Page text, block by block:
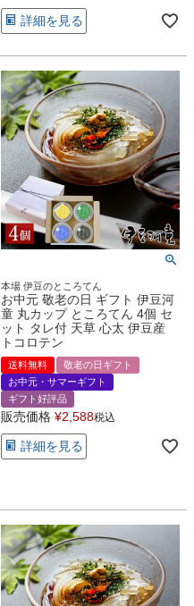
詳細を見る
本場 伊豆のところてん
お中元 敬老の日 ギフト 伊豆河
童 丸カップ ところてん 4個 セ
ット タレ付 天草 心太 伊豆産
トコロテン
送料無料
敬老の日ギフト
お中元・サマーギフト
ギフト好評品
販売価格 ¥2,588税込
詳細を見る